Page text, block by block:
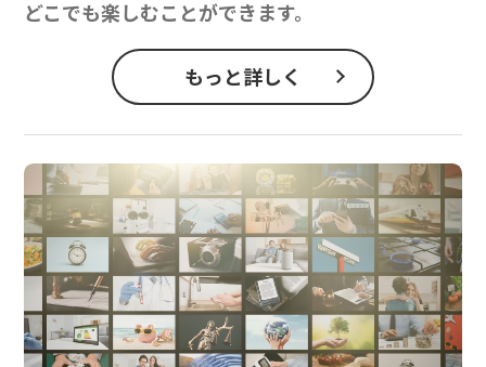
どこでも楽しむことができます。
もっと詳しく